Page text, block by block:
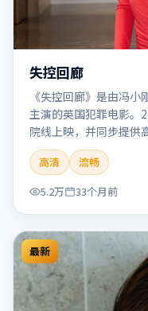
失控回廊
《失控回廊》是由冯
主演的英国犯罪电影。
院线上映，并同步提供
点：聚焦案件与人性灰
戏剧冲突。本片适合检
「英国」「2023」「
简介与主创信息。
高清
流畅
5.2万
33个月前
最新